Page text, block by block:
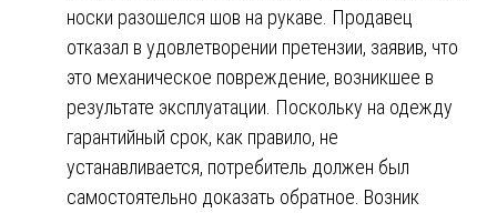
носки разошелся шов на рукаве. Продавец
отказал в удовлетворении претензии, заявив, что
это механическое повреждение, возникшее в
результате эксплуатации. Поскольку на одежду
гарантийный срок, как правило, не
устанавливается, потребитель должен был
самостоятельно доказать обратное. Возник